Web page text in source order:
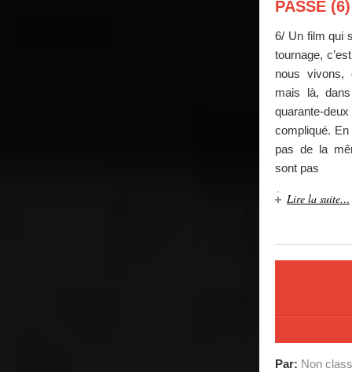
PASSE (6)
6/ Un film qui
tournage,
nous vivons,
mais là,
quarante-
compliqué. En
pas de la
sont pas
Lire la suite…
Par: Non